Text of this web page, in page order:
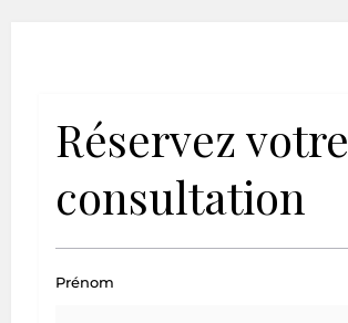
Réservez votre
consultation
Prénom